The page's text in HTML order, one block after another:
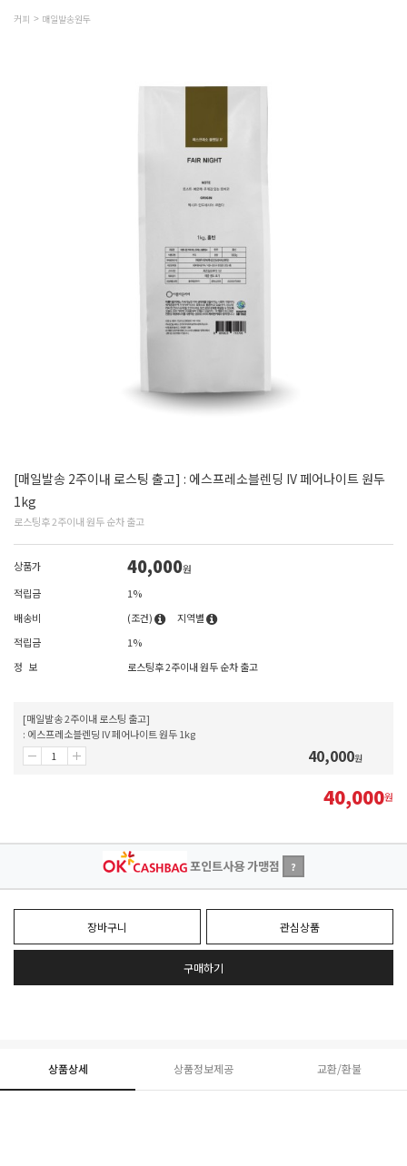
커피 매일발송원두
[매일발송 2주이내 로스팅 출고] : 에스프레소블렌딩 IV 페어나이트 원두
1kg
로스팅후 2주이내 원두 순차 출고
상품가 40,000원
적립금
1%
배송비
(조건)
지역별
적립금
1%
정 보
로스팅후 2주이내 원두 순차 출고
[매일발송 2주이내 로스팅 출고]
: 에스프레소블렌딩 IV 페어나이트 원두 1kg
40,000원
40,000원
포인트사용 가맹점 ?
장바구니 관심상품
구매하기
상품상세 상품정보제공 교환/환불